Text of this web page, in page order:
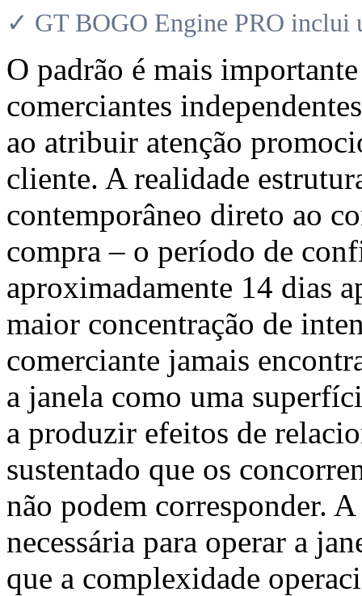
✓ GT BOGO Engine PRO inclui
O padrão é mais
comerciantes
ao atribuir atenção
cliente. A realidade
contemporâneo direto ao
compra – o período de
aproximadamente 14 dias
maior concentração de
comerciante jamais
a janela como uma
a produzir efeitos de
sustentado que os
não podem corresponder.
necessária para operar a
que a complexidade